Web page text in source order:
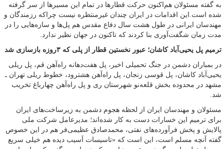
به گفته مسئولان هم‌اکنون حرکت قطارها در تمام این مسیرها از سر گرفته
شده است.این اقدامات در ایران چندان غیرمنتظره نیست چراکه رزمندگان و
مهندسان ایرانی در طول هشت سال دفاع مقدس هم پل‌ها و سازه‌هایی را در
مدت زمان شگفت‌آوری بنا کردند که تاکنون در جهان نظیر ندارد.
ترمیم پل یحیی‌آباد کاشان؛ عبور نخستین قطار از پلی که ۳روزه بازسازی شد
در بمباران دشمن در جنگ تحمیلی اخیر، پل هفت‌دهانه راه‌آهن قم، پل ریلی
یحیی‌آباد کاشان‌، پل قوسی زنجان، پل راه‌آهن هشترود، خطوط ریلی تهران ـ
مشهد در محدوده بخش قلعه‌نو شهرستان ری و پل راه‌آهن چهارباغ تخریب
شد.
مسئولان و مهندسان ایران از لحظه هجوم دشمن به زیرساخت‌های ایران
برای ترمیم این خسارات دست به کار شده‌اند؛ مدیرعامل شرکت ملی
پالایش و پخش فرآورده‌های نفتی، محمدصادق عظیمی‌فر هم در این خصوص
گفته آنچه مسلم است، این است که «تاسیسات آسیب دیده هم خیلی سریع